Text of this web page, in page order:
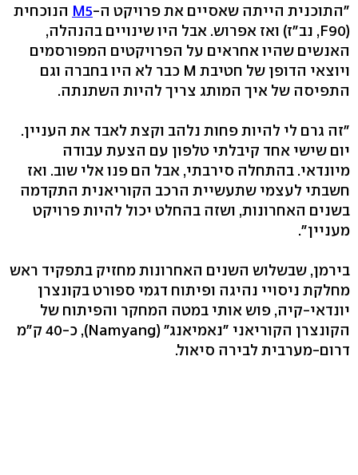
"התוכנית הייתה שאסיים את פרויקט ה-M5 הנוכחית
(F90, נב"ז) ואז אפרוש. אבל היו שינויים בהנהלה,
האנשים שהיו אחראים על הפרויקטים המפורסמים
ויוצאי הדופן של חטיבת M כבר לא היו בחברה וגם
התפיסה של איך המותג צריך להיות השתנתה.
"זה גרם לי להיות פחות נלהב וקצת לאבד את העניין.
יום שישי אחד קיבלתי טלפון עם הצעת עבודה
מיונדאי. בהתחלה סירבתי, אבל הם פנו אלי שוב. ואז
חשבתי לעצמי שתעשיית הרכב הקוריאנית התקדמה
בשנים האחרונות, ושזה בהחלט יכול להיות פרויקט
מעניין".
בירמן, שבשלוש השנים האחרונות מחזיק בתפקיד ראש
מחלקת ניסויי נהיגה ופיתוח דגמי ספורט בקונצרן
יונדאי-קיה, פוש אותי במטה המחקר והפיתוח של
הקונצרן הקוריאני "נאמיאנג" (Namyang), כ-40 ק"מ
דרום-מערבית לבירה סיאול.